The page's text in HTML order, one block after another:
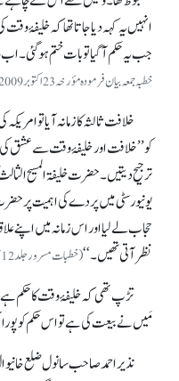
انہیں یہ کہہ دیا جاتا تھا کہ خلیفۂ
جب یہ حکم آ گیا تو بات ختم ہو گئی۔
خطبہ جمعہ بیان فرمودہ مؤرخہ 23 اکتوبر 2009ء خطبات مسرور جلد 7 صفحہ 503 – 504)
خلافت ثالثہ کا زمانہ آیا تو
کو ’’خلافت اور خلیفۂ وقت سے عشق کی
ترجیح دیتیں۔ حضرت خلیفۃ المسیح
یونیورسٹی میں پردے کی اہمیت پر
حجاب لے لیا اور اس زمانہ میں اپنے
نظر آتی تھیں۔‘‘(خطبات مسرور جلد 12 صفحہ 605 خطبہ جمعہ فرمودہ 03 اکتوبر 2014ء)
تڑپ تھی کہ خلیفۂ وقت کا حکم
مَیں نے بیعت کی ہے تواس حکم کو
نذیر احمد صاحب سانول ضلع